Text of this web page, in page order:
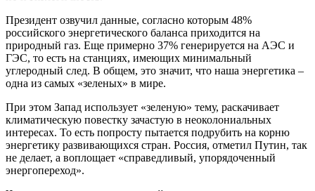
Президент озвучил данные, согласно которым 48%
российского энергетического баланса приходится на
природный газ. Еще примерно 37% генерируется на АЭС и
ГЭС, то есть на станциях, имеющих минимальный
углеродный след. В общем, это значит, что наша энергетика –
одна из самых «зеленых» в мире.
При этом Запад использует «зеленую» тему, раскачивает
климатическую повестку зачастую в неоколониальных
интересах. То есть попросту пытается подрубить на корню
энергетику развивающихся стран. Россия, отметил Путин, так
не делает, а воплощает «справедливый, упорядоченный
энергопереход».